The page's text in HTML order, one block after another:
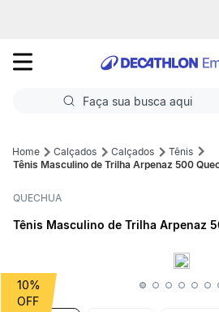
Faça sua busca aqui
4ºVolei
ºFutebol Campo
Calçados Calçados
Tênis
Tênis Masculino de Trilha Arpenaz 500
QUECHUA
Tênis Masculino de Trilha Arpenaz
10%